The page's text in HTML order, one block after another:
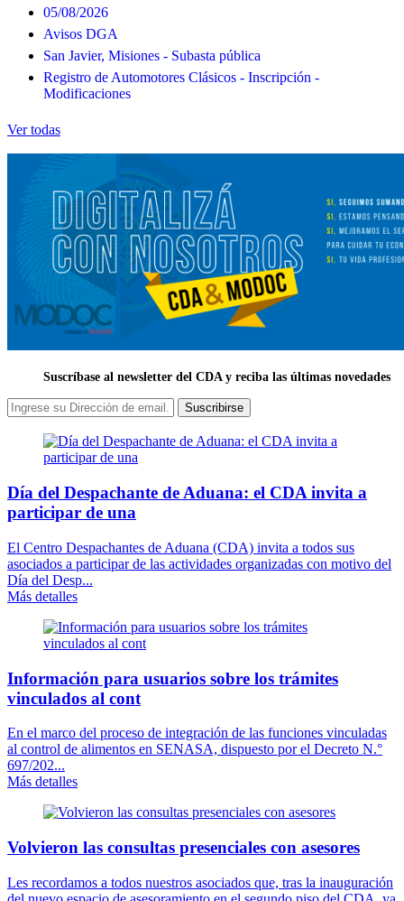
05/08/2026
Avisos DGA
San Javier, Misiones - Subasta pública
Registro de Automotores Clásicos - Inscripción -
Modificaciones
Ver todas
Suscríbase al newsletter del CDA y reciba las últimas novedades
Suscribirse
Día del Despachante de Aduana: el CDA invita a
participar de una
El Centro Despachantes de Aduana (CDA) invita a todos sus
asociados a participar de las actividades organizadas con motivo del
Día del Desp...
Más detalles
Información para usuarios sobre los trámites
vinculados al cont
En el marco del proceso de integración de las funciones vinculadas
al control de alimentos en SENASA, dispuesto por el Decreto N.°
697/202...
Más detalles
Volvieron las consultas presenciales con asesores
Les recordamos a todos nuestros asociados que, tras la inauguración